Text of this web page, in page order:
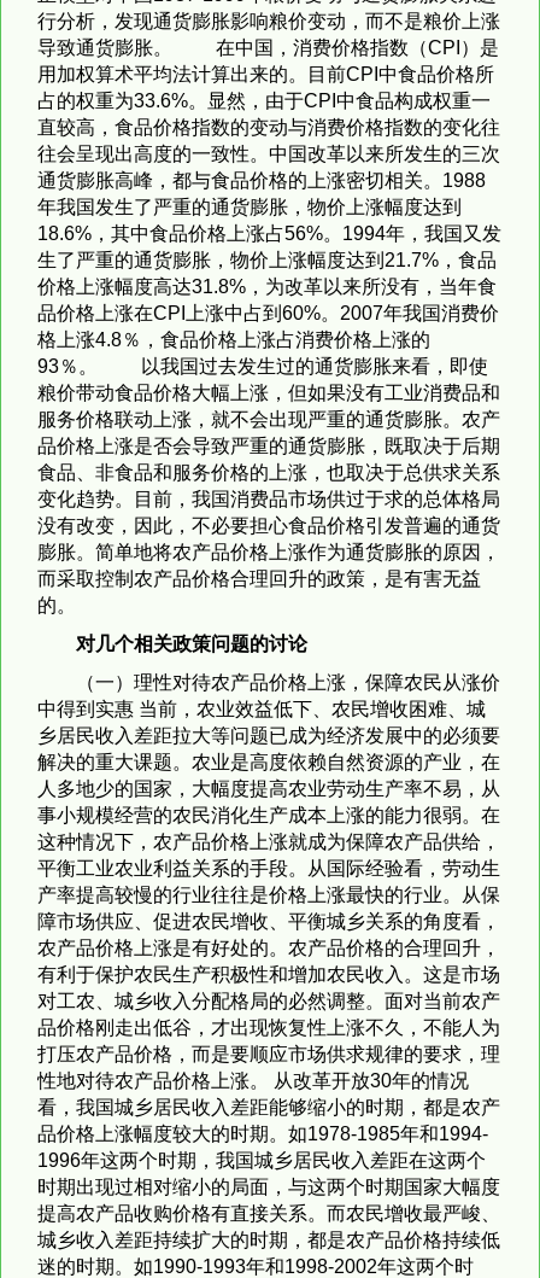
行分析，发现通货膨胀影响粮价变动，而不是粮价上涨
导致通货膨胀。 在中国，消费价格指数（CPI）是
用加权算术平均法计算出来的。目前CPI中食品价格所
占的权重为33.6%。显然，由于CPI中食品构成权重一
直较高，食品价格指数的变动与消费价格指数的变化往
往会呈现出高度的一致性。中国改革以来所发生的三次
通货膨胀高峰，都与食品价格的上涨密切相关。1988
年我国发生了严重的通货膨胀，物价上涨幅度达到
18.6%，其中食品价格上涨占56%。1994年，我国又发
生了严重的通货膨胀，物价上涨幅度达到21.7%，食品
价格上涨幅度高达31.8%，为改革以来所没有，当年食
品价格上涨在CPI上涨中占到60%。2007年我国消费价
格上涨4.8％，食品价格上涨占消费价格上涨的
93％。 以我国过去发生过的通货膨胀来看，即使
粮价带动食品价格大幅上涨，但如果没有工业消费品和
服务价格联动上涨，就不会出现严重的通货膨胀。农产
品价格上涨是否会导致严重的通货膨胀，既取决于后期
食品、非食品和服务价格的上涨，也取决于总供求关系
变化趋势。目前，我国消费品市场供过于求的总体格局
没有改变，因此，不必要担心食品价格引发普遍的通货
膨胀。简单地将农产品价格上涨作为通货膨胀的原因，
而采取控制农产品价格合理回升的政策，是有害无益
的。
对几个相关政策问题的讨论
（一）理性对待农产品价格上涨，保障农民从涨价
中得到实惠 当前，农业效益低下、农民增收困难、城
乡居民收入差距拉大等问题已成为经济发展中的必须要
解决的重大课题。农业是高度依赖自然资源的产业，在
人多地少的国家，大幅度提高农业劳动生产率不易，从
事小规模经营的农民消化生产成本上涨的能力很弱。在
这种情况下，农产品价格上涨就成为保障农产品供给，
平衡工业农业利益关系的手段。从国际经验看，劳动生
产率提高较慢的行业往往是价格上涨最快的行业。从保
障市场供应、促进农民增收、平衡城乡关系的角度看，
农产品价格上涨是有好处的。农产品价格的合理回升，
有利于保护农民生产积极性和增加农民收入。这是市场
对工农、城乡收入分配格局的必然调整。面对当前农产
品价格刚走出低谷，才出现恢复性上涨不久，不能人为
打压农产品价格，而是要顺应市场供求规律的要求，理
性地对待农产品价格上涨。 从改革开放30年的情况
看，我国城乡居民收入差距能够缩小的时期，都是农产
品价格上涨幅度较大的时期。如1978-1985年和1994-
1996年这两个时期，我国城乡居民收入差距在这两个
时期出现过相对缩小的局面，与这两个时期国家大幅度
提高农产品收购价格有直接关系。而农民增收最严峻、
城乡收入差距持续扩大的时期，都是农产品价格持续低
迷的时期。如1990-1993年和1998-2002年这两个时